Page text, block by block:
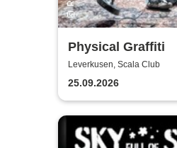
Physical Graffiti
Leverkusen, Scala Club
25.09.2026